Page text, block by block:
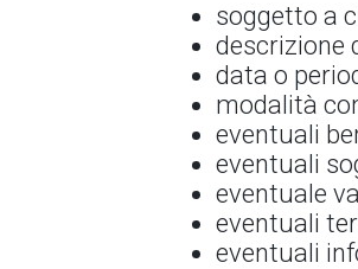
soggetto a
descrizione
data o
modalità
eventuali
eventuali
eventuale
eventuali
eventuali